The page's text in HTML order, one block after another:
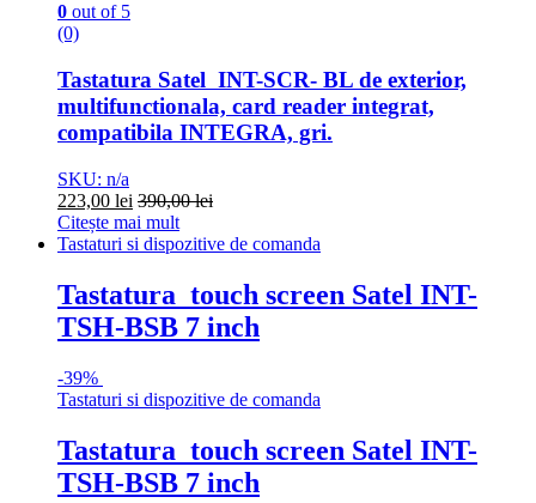
0 out of 5
(0)
Tastatura Satel INT-SCR- BL de exterior,
multifunctionala, card reader integrat,
compatibila INTEGRA, gri.
SKU: n/a
223,00 lei 390,00lei
Citește mai mult
Tastaturi si dispozitive de comanda
Tastatura touch screen Satel INT-
TSH-BSB 7 inch
-39%
Tastaturi si dispozitive de comanda
Tastatura touch screen Satel INT-
TSH-BSB 7 inch